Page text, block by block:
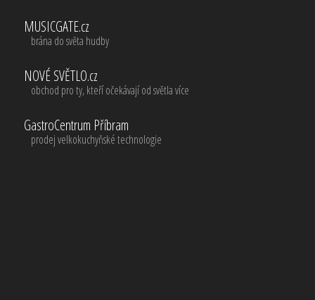
MUSICGATE.cz
brána do světa hudby
NOVÉ SVĚTLO.cz
obchod pro ty, kteří očekávají od světla více
GastroCentrum Příbram
prodej velkokuchyňské technologie